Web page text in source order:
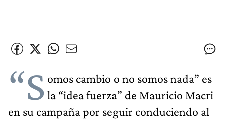
“S omos cambio o no somos nada” es
la “idea fuerza” de Mauricio Macri
en su campaña por seguir conduciendo al